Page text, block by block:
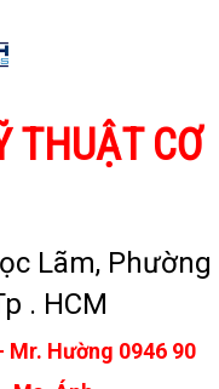
THUẬT CƠ
Lãm, Phường
. HCM
Mr. Hường 0946 90